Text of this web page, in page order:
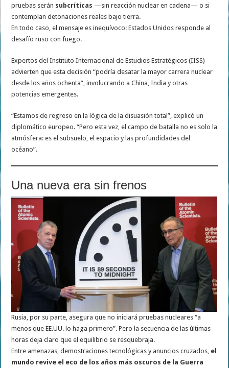
pruebas serán subcríticas —sin reacción nuclear en cadena— o si
contemplan detonaciones reales bajo tierra.
En todo caso, el mensaje es inequívoco: Estados Unidos responde al
desafío ruso con fuego.
Expertos del Instituto Internacional de Estudios Estratégicos (IISS)
advierten que esta decisión “podría desatar la mayor carrera nuclear
desde los años ochenta”, involucrando a China, India y otras
potencias emergentes.
“Estamos de regreso en la lógica de la disuasión total”, explicó un
diplomático europeo. “Pero esta vez, el campo de batalla no es solo la
atmósfera: es el subsuelo, el espacio y las profundidades del
océano”.
Una nueva era sin frenos
Rusia, por su parte, asegura que no iniciará pruebas nucleares “a
menos que EE.UU. lo haga primero”. Pero la secuencia de las últimas
horas deja claro que el equilibrio se resquebraja.
Entre amenazas, demostraciones tecnológicas y anuncios cruzados, el
mundo revive el eco de los años más oscuros de la Guerra